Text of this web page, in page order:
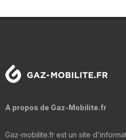
A propos de Gaz-Mobilite.fr
Gaz-mobilite.fr est un site